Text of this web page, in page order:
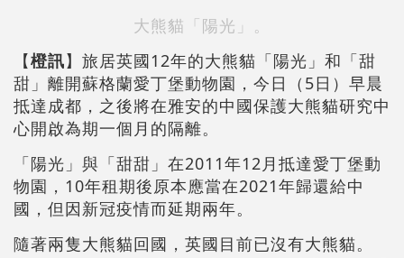
大熊貓「陽光」。
【橙訊】旅居英國12年的大熊貓「陽光」和「甜
甜」離開蘇格蘭愛丁堡動物園，今日（5日）早晨
抵達成都，之後將在雅安的中國保護大熊貓研究中
心開啟為期一個月的隔離。
「陽光」與「甜甜」在2011年12月抵達愛丁堡動
物園，10年租期後原本應當在2021年歸還給中
國，但因新冠疫情而延期兩年。
隨著兩隻大熊貓回國，英國目前已沒有大熊貓。